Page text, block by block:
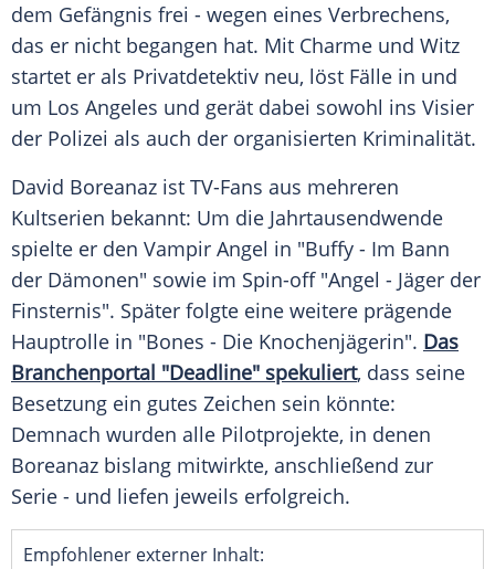
dem Gefängnis frei - wegen eines Verbrechens,
das er nicht begangen hat. Mit Charme und Witz
startet er als Privatdetektiv neu, löst Fälle in und
um Los Angeles und gerät dabei sowohl ins Visier
der Polizei als auch der organisierten Kriminalität.
David Boreanaz ist TV-Fans aus mehreren
Kultserien bekannt: Um die Jahrtausendwende
spielte er den Vampir Angel in "Buffy - Im Bann
der Dämonen" sowie im Spin-off "Angel - Jäger der
Finsternis". Später folgte eine weitere prägende
Hauptrolle in "Bones - Die Knochenjägerin". Das
Branchenportal "Deadline" spekuliert, dass seine
Besetzung ein gutes Zeichen sein könnte:
Demnach wurden alle Pilotprojekte, in denen
Boreanaz bislang mitwirkte, anschließend zur
Serie - und liefen jeweils erfolgreich.
Empfohlener externer Inhalt: